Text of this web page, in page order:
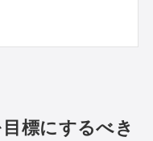
標にするべき